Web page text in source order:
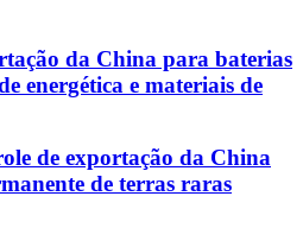
da China para baterias
energética e materiais de
de exportação da China
de terras raras